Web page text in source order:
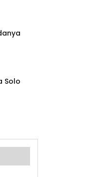
Solo